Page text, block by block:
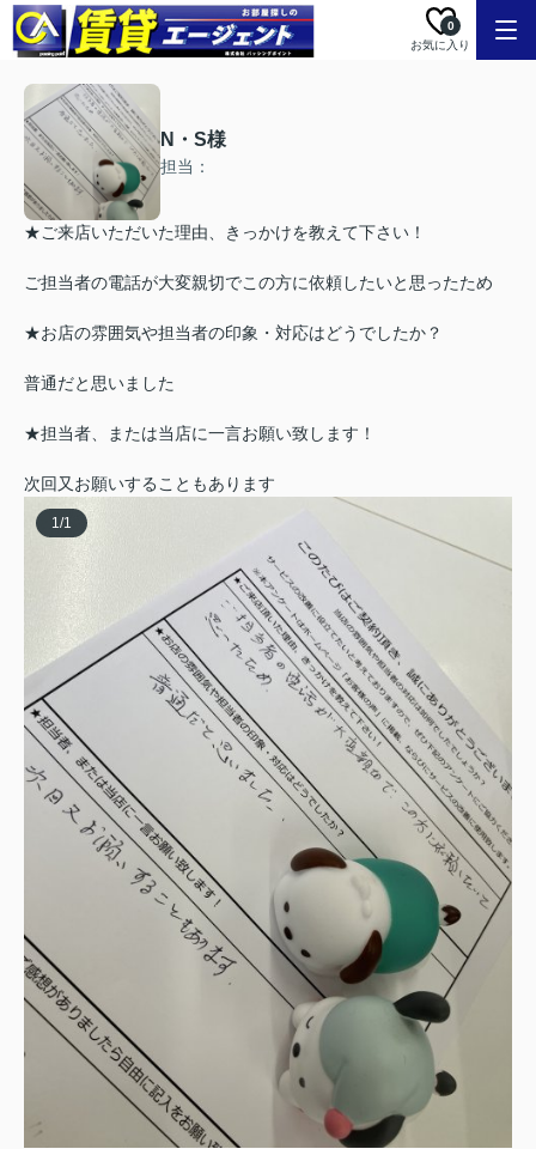
お気に入り
0
N・S様
担当：
★ご来店いただいた理由、きっかけを教えて下さい！
ご担当者の電話が大変親切でこの方に依頼したいと思ったため
★お店の雰囲気や担当者の印象・対応はどうでしたか？
普通だと思いました
★担当者、または当店に一言お願い致します！
次回又お願いすることもあります
1/1